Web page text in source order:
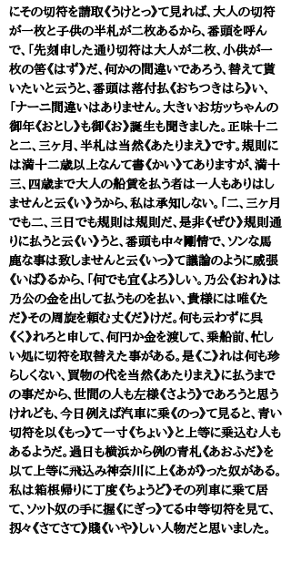
にその切符を請取《うけとっ》て見れば、大人の切符
が一枚と子供の半札が二枚あるから、番頭を呼ん
で、「先刻申した通り切符は大人が二枚、小供が一
枚の筈《はず》だ、何かの間違いであろう、替えて貰
いたいと云うと、番頭は落付払《おちつきはら》い、
「ナーニ間違いはありません。大きいお坊ッちゃんの
御年《おとし》も御《お》誕生も聞きました。正味十二
と二、三ヶ月、半札は当然《あたりまえ》です。規則に
は満十二歳以上なんて書《かい》てありますが、満十
三、四歳まで大人の船賃を払う者は一人もありはし
ませんと云《い》うから、私は承知しない。「二、三ヶ月
でも二、三日でも規則は規則だ、是非《ぜひ》規則通
りに払うと云《い》うと、番頭も中々剛情で、ソンな馬
鹿な事は致しませんと云《いっ》て議論のように威張
《いば》るから、「何でも宜《よろ》しい。乃公《おれ》は
乃公の金を出して払うものを払い、貴様には唯《た
だ》その周旋を頼む丈《だ》けだ。何も云わずに呉
《く》れろと申して、何円か金を渡して、乗船前、忙し
い処に切符を取替えた事がある。是《こ》れは何も珍
らしくない、買物の代を当然《あたりまえ》に払うまで
の事だから、世間の人も左様《さよう》であろうと思う
けれども、今日例えば汽車に乗《のっ》て見ると、青い
切符を以《もっ》て一寸《ちょい》と上等に乗込む人も
あるようだ。過日も横浜から例の青札《あおふだ》を
以て上等に飛込み神奈川に上《あが》った奴がある。
私は箱根帰りに丁度《ちょうど》その列車に乗て居
て、ソット奴の手に握《にぎっ》てる中等切符を見て、
扨々《さてさて》賤《いや》しい人物だと思いました。